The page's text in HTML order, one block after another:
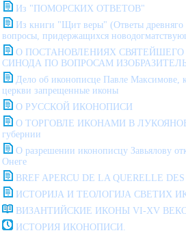
Из "ПОМОРСКИХ ОТВЕТОВ"
Из книги "Щит веры" (Ответы древняго
вопросы, придержащихся
О ПОСТАНОВЛЕНИЯХ
СИНОДА ПО ВОПРОСАМ
Дело об иконописце Павле Максимове,
церкви запрещенные иконы
О РУССКОЙ ИКОНОПИСИ
О ТОРГОВЛЕ ИКОНАМИ В
губернии
О разрешении иконописцу Завьялову
Онеге
BREF APERCU DE LA QUERELLE
ИСТОРИЈА И ТЕОЛОГИЈА СВЕТИХ
ВИЗАНТИЙСКИЕ ИКОНЫ VI-XV
ИСТОРИЯ ИКОНОПИСИ.